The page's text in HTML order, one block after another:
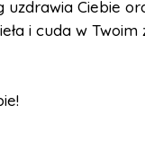
uzdrawia Ciebie
i cuda w Twoim